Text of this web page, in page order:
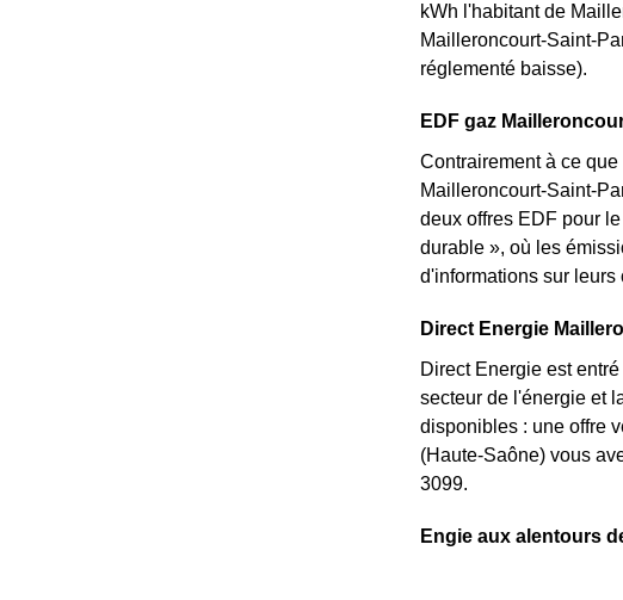
kWh l'habitant de
Mailleroncourt-Saint-
réglementé baisse).
EDF gaz
Contrairement à ce
Mailleroncourt-Saint-
deux offres EDF pour
durable », où les
d'informations sur leurs
Direct Energie
Direct Energie est
secteur de l'énergie et
disponibles : une offre
(Haute-Saône) vous
3099.
Engie aux alentours